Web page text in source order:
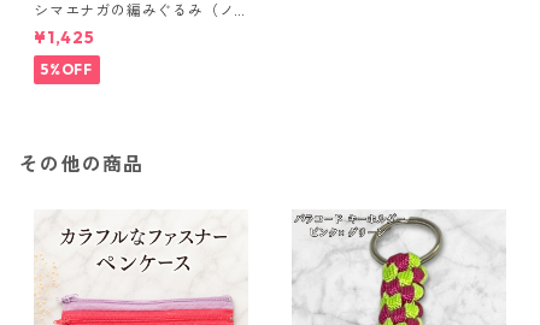
シマエナガの編みぐるみ（ノ
ーマル）
¥1,425
5%OFF
その他の商品